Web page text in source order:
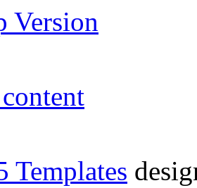
Version
Templates